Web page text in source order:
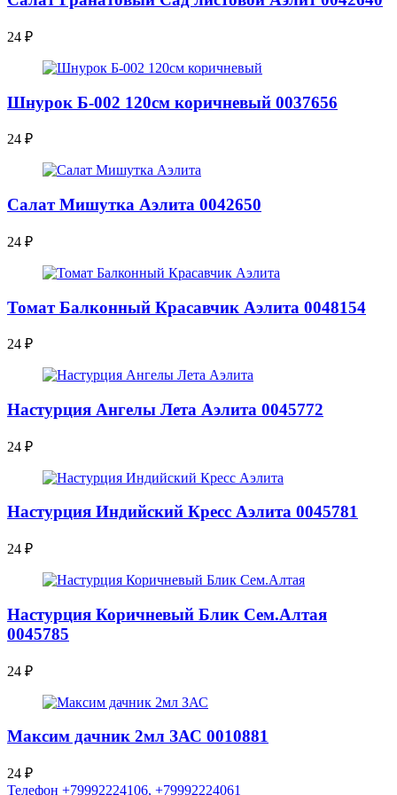
24 ₽
Шнурок Б-002 120см коричневый 0037656
24 ₽
Салат Мишутка Аэлита 0042650
24 ₽
Томат Балконный Красавчик Аэлита 0048154
24 ₽
Настурция Ангелы Лета Аэлита 0045772
24 ₽
Настурция Индийский Кресс Аэлита 0045781
24 ₽
Настурция Коричневый Блик Сем.Алтая
0045785
24 ₽
Максим дачник 2мл ЗАС 0010881
24 ₽
Телефон +79992224106, +79992224061